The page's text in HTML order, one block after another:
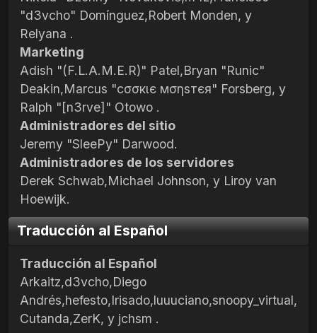
"d3vcho" Domínguez,Robert Monden, y
Relyana .
Marketing
Adish "(F.L.A.M.E.R)" Patel,Bryan "Runic"
Deakin,Marcus "cσσкιє мσηѕтєя" Forsberg, y
Ralph "[n3rve]" Otowo .
Administradores del sitio
Jeremy "SleePy" Darwood.
Administradores de los servidores
Derek Schwab,Michael Johnson, y Liroy van
Hoewijk.
Traducción al Español
Traducción al Español
Arkaitz,d3vcho,Diego
Cutanda,ZerK, y jchsm .